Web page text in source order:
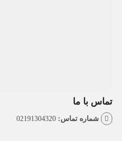
ما
تماس: 02191304320